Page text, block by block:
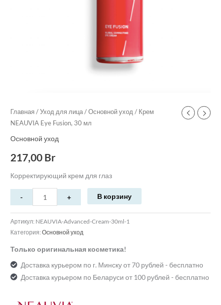
Главная /Уход для лица /Основной уход / Крем
NEAUVIA Eye Fusion, 30 мл
Основной уход
217,00 Br
Корректирующий крем для глаз
В корзину
Артикул: NEAUVIA-Advanced-Cream-30ml-1
Категория:Основной уход
Только оригинальная косметика!
Доставка курьером по г. Минску от 70 рублей - бесплатно
Доставка курьером по Беларуси от 100 рублей - бесплатно